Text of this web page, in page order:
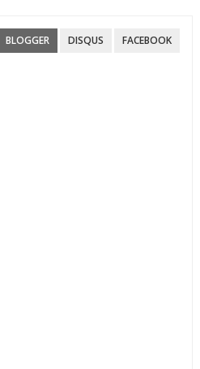
BLOGGER DISQUS FACEBOOK